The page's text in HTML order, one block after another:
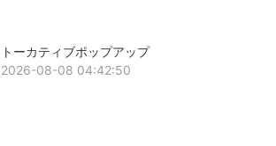
トーカティブポップアップ
2026-08-08 04:42:50